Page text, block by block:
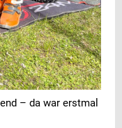
– da war erstmal